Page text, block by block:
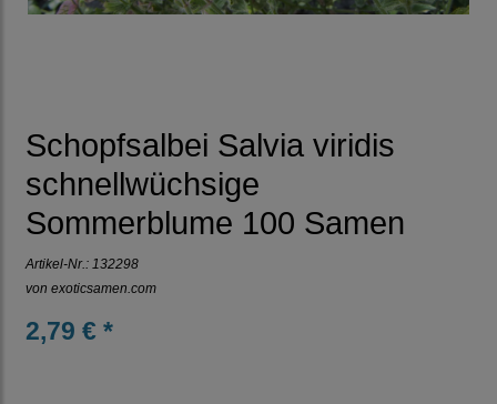
Schopfsalbei Salvia viridis
schnellwüchsige
Sommerblume 100 Samen
Artikel-Nr.: 132298
von exoticsamen.com
2,79 € *